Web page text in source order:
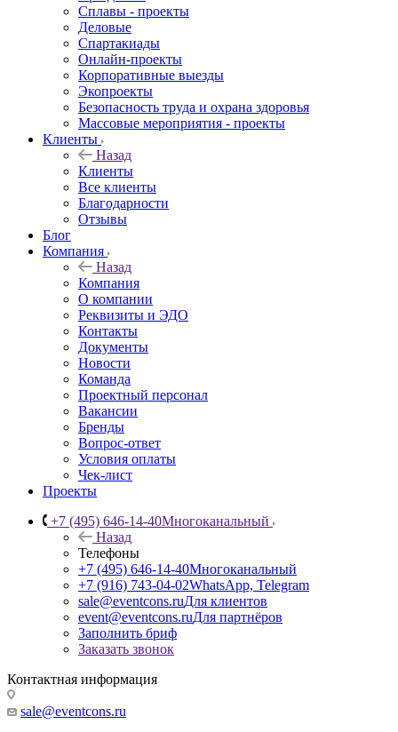
Сплавы - проекты
Деловые
Спартакиады
Онлайн-проекты
Корпоративные выезды
Экопроекты
Безопасность труда и охрана здоровья
Массовые мероприятия - проекты
Клиенты
Назад
Клиенты
Все клиенты
Благодарности
Отзывы
Блог
Компания
Назад
Компания
О компании
Реквизиты и ЭДО
Контакты
Документы
Новости
Команда
Проектный персонал
Вакансии
Бренды
Вопрос-ответ
Условия оплаты
Чек-лист
Проекты
+7 (495) 646-14-40Многоканальный
Назад
Телефоны
+7 (495) 646-14-40Многоканальный
+7 (916) 743-04-02WhatsApp, Telegram
sale@eventcons.ruДля клиентов
event@eventcons.ruДля партнёров
Заполнить бриф
Заказать звонок
Контактная информация
sale@eventcons.ru